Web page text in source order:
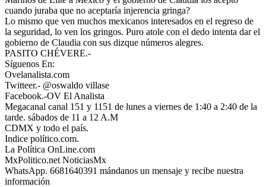
cuando juraba que no aceptaría injerencia gringa?
Lo mismo que ven muchos mexicanos interesados en el regreso de
la seguridad, lo ven los gringos. Puro atole con el dedo intenta dar el
gobierno de Claudia con sus dizque números alegres.
PASITO CHÉVERE.-
Síguenos En:
Ovelanalista.com
Twitteer.- @oswaldo villase
Facebook.-OV El Analista
Megacanal canal 151 y 1151 de lunes a viernes de 1:40 a 2:40 de la
tarde. sábados de 11 a 12 A.M
CDMX y todo el país.
Indice político.com.
La Política OnLine.com
MxPolitico.net NoticiasMx
WhatsApp. 6681640391 mándanos un mensaje y recibe nuestra
información